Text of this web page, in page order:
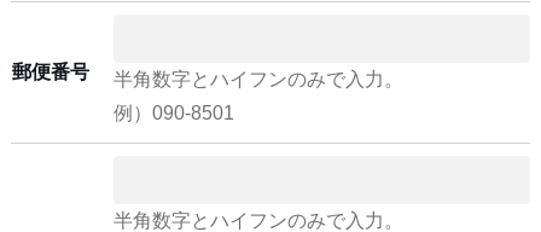
郵便番号
半角数字とハイフンのみで入力。
例）090-8501
半角数字とハイフンのみで入力。